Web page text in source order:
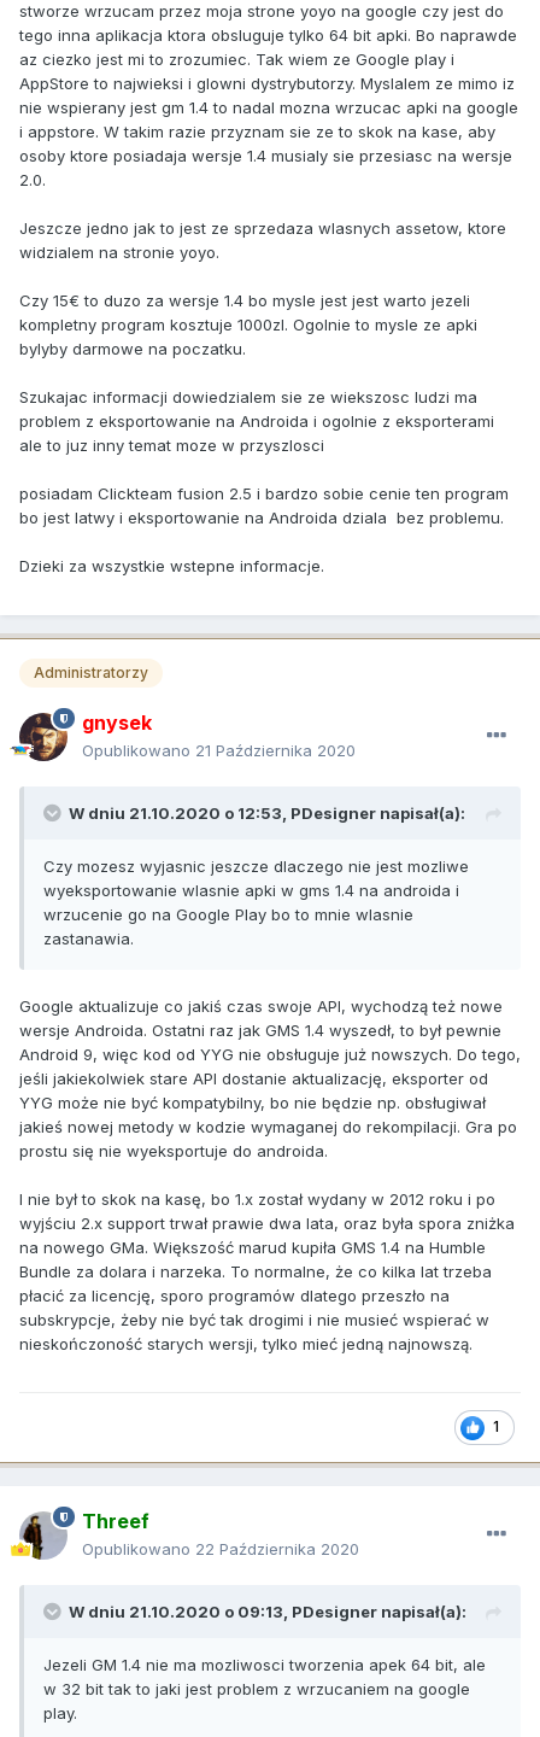
lepiej poczytaj w tym czasie manuala, a jak koniecznie
chcesz już wypróbować gml-a w praktyce to możesz sobie
pokodzić tutaj:https://yal.cc/r/gml/
p.s. ja korzystam z 1.4 ale głównie do html5, tu ten eksport
działa znośnie (tzn jest zabugowany ostro, ale z tego co mi
wiadomo to w gms2:html5 nie poprawili tych bugów, więc
nie ma potrzeby przesiadki na gms2). Do wersji PC
w jakiej cenie będą w nadchodzących promocjach: jak
50% to raczej wezmę, jak 25% to się zastanowię.
stworze wrzucam przez moja strone yoyo na google czy jest do
tego inna aplikacja ktora obsluguje tylko 64 bit apki. Bo naprawde
az ciezko jest mi to zrozumiec. Tak wiem ze Google play i
AppStore to najwieksi i glowni dystrybutorzy. Myslalem ze mimo iz
nie wspierany jest gm 1.4 to nadal mozna wrzucac apki na google
i appstore. W takim razie przyznam sie ze to skok na kase, aby
osoby ktore posiadaja wersje 1.4 musialy sie przesiasc na wersje
2.0.
Jeszcze jedno jak to jest ze sprzedaza wlasnych assetow, ktore
widzialem na stronie yoyo.
Czy 15€ to duzo za wersje 1.4 bo mysle jest jest warto jezeli
kompletny program kosztuje 1000zl. Ogolnie to mysle ze apki
bylyby darmowe na poczatku.
Szukajac informacji dowiedzialem sie ze wiekszosc ludzi ma
problem z eksportowanie na Androida i ogolnie z eksporterami
ale to juz inny temat moze w przyszlosci
posiadam Clickteam fusion 2.5 i bardzo sobie cenie ten program
bo jest latwy i eksportowanie na Androida dziala bez problemu.
Dzieki za wszystkie wstepne informacje.
Administratorzy
gnysek
Opublikowano 21 Października 2020
W dniu 21.10.2020 o 12:53, PDesigner napisał(a):
Czy mozesz wyjasnic jeszcze dlaczego nie jest mozliwe
wyeksportowanie wlasnie apki w gms 1.4 na androida i
wrzucenie go na Google Play bo to mnie wlasnie
zastanawia.
Google aktualizuje co jakiś czas swoje API, wychodzą też nowe
wersje Androida. Ostatni raz jak GMS 1.4 wyszedł, to był pewnie
Android 9, więc kod od YYG nie obsługuje już nowszych. Do tego,
jeśli jakiekolwiek stare API dostanie aktualizację, eksporter od
YYG może nie być kompatybilny, bo nie będzie np. obsługiwał
jakieś nowej metody w kodzie wymaganej do rekompilacji. Gra po
prostu się nie wyeksportuje do androida.
I nie był to skok na kasę, bo 1.x został wydany w 2012 roku i po
wyjściu 2.x support trwał prawie dwa lata, oraz była spora zniżka
na nowego GMa. Większość marud kupiła GMS 1.4 na Humble
Bundle za dolara i narzeka. To normalne, że co kilka lat trzeba
płacić za licencję, sporo programów dlatego przeszło na
subskrypcje, żeby nie być tak drogimi i nie musieć wspierać w
nieskończoność starych wersji, tylko mieć jedną najnowszą.
1
Threef
Opublikowano 22 Października 2020
W dniu 21.10.2020 o 09:13, PDesigner napisał(a):
Jezeli GM 1.4 nie ma mozliwosci tworzenia apek 64 bit, ale
w 32 bit tak to jaki jest problem z wrzucaniem na google
play.